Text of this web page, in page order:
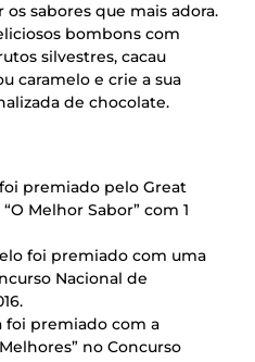
sabores que mais adora.
bombons com
silvestres, cacau
caramelo e crie a sua
de chocolate.
premiado pelo Great
Melhor Sabor” com 1
foi premiado com uma
Nacional de
foi premiado com a
no Concurso